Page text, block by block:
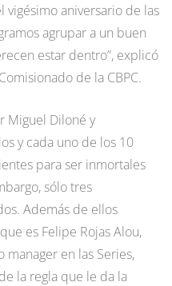
vigésimo aniversario de las
agrupar a un buen
estar dentro”, explicó
de la CBPC.
Miguel Diloné y
y cada uno de los 10
para ser inmortales
sólo tres
Además de ellos
es Felipe Rojas Alou,
en las Series,
la regla que le da la